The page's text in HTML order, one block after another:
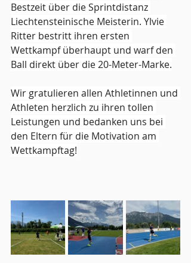
Bestzeit über die Sprintdistanz
Liechtensteinische Meisterin. Ylvie
Ritter bestritt ihren ersten
Wettkampf überhaupt und warf den
Ball direkt über die 20-Meter-Marke.
Wir gratulieren allen Athletinnen und
Athleten herzlich zu ihren tollen
Leistungen und bedanken uns bei
den Eltern für die Motivation am
Wettkampftag!